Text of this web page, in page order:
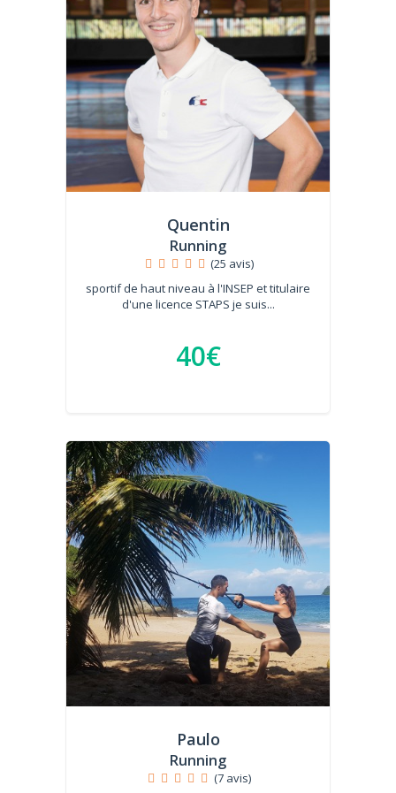
Quentin
Running
(25 avis)
sportif de haut niveau à l'INSEP et titulaire
d'une licence STAPS je suis...
40€
Paulo
Running
(7 avis)